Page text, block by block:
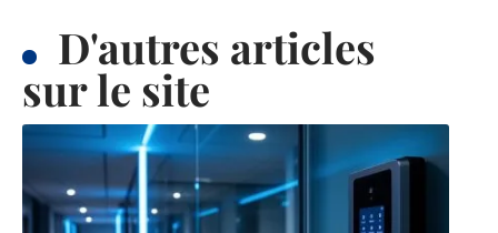
D'autres articles
sur le site